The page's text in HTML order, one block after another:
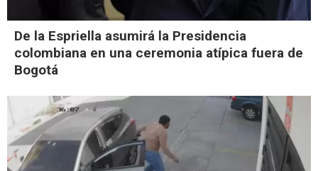
De la Espriella asumirá la Presidencia
colombiana en una ceremonia atípica fuera de
Bogotá